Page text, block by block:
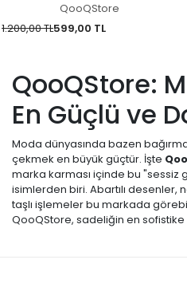
QooQStore
1.200,00 TL599,00 TL
QooQStore:
En Güçlü ve
Moda dünyasında bazen
çekmek en büyük güçtür. İşte
marka karması içinde bu "sessiz
isimlerden biri. Abartılı desenler,
taşlı işlemeler bu markada
QooQStore, sadeliğin en sofistike